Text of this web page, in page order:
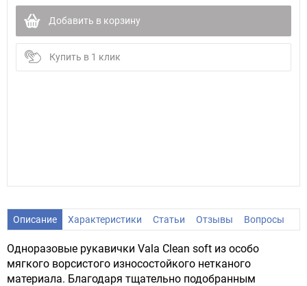
Добавить в корзину
Купить в 1 клик
Описание Характеристики Статьи Отзывы Вопросы
Одноразовые рукавички Vala Clean soft из особо
мягкого ворсистого износостойкого нетканого
материала. Благодаря тщательно подобранным